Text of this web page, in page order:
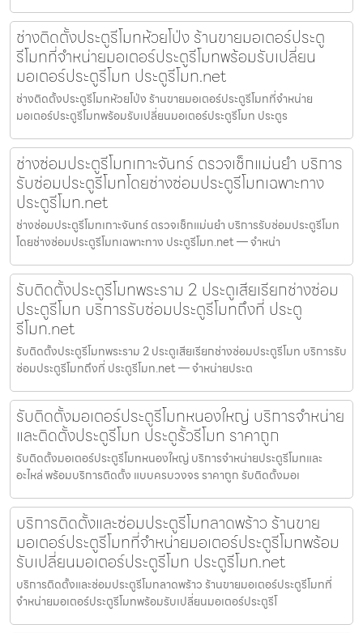
ช่างติดตั้งประตูรีโมทห้วยโป่ง ร้านขายมอเตอร์ประตู
รีโมทที่จำหน่ายมอเตอร์ประตูรีโมทพร้อมรับเปลี่ยน
มอเตอร์ประตูรีโมท ประตูรีโมท.net
ช่างติดตั้งประตูรีโมทห้วยโป่ง ร้านขายมอเตอร์ประตูรีโมทที่จำหน่าย
มอเตอร์ประตูรีโมทพร้อมรับเปลี่ยนมอเตอร์ประตูรีโมท ประตูร
ช่างซ่อมประตูรีโมทเกาะจันทร์ ตรวจเช็กแม่นยำ บริการ
รับซ่อมประตูรีโมทโดยช่างซ่อมประตูรีโมทเฉพาะทาง
ประตูรีโมท.net
ช่างซ่อมประตูรีโมทเกาะจันทร์ ตรวจเช็กแม่นยำ บริการรับซ่อมประตูรีโมท
โดยช่างซ่อมประตูรีโมทเฉพาะทาง ประตูรีโมท.net — จำหน่า
รับติดตั้งประตูรีโมทพระราม 2 ประตูเสียเรียกช่างซ่อม
ประตูรีโมท บริการรับซ่อมประตูรีโมทถึงที่ ประตู
รีโมท.net
รับติดตั้งประตูรีโมทพระราม 2 ประตูเสียเรียกช่างซ่อมประตูรีโมท บริการรับ
ซ่อมประตูรีโมทถึงที่ ประตูรีโมท.net — จำหน่ายประต
รับติดตั้งมอเตอร์ประตูรีโมทหนองใหญ่ บริการจำหน่าย
และติดตั้งประตูรีโมท ประตูรั้วรีโมท ราคาถูก
รับติดตั้งมอเตอร์ประตูรีโมทหนองใหญ่ บริการจำหน่ายประตูรีโมทและ
อะไหล่ พร้อมบริการติดตั้ง แบบครบวงจร ราคาถูก รับติดตั้งมอเ
บริการติดตั้งและซ่อมประตูรีโมทลาดพร้าว ร้านขาย
มอเตอร์ประตูรีโมทที่จำหน่ายมอเตอร์ประตูรีโมทพร้อม
รับเปลี่ยนมอเตอร์ประตูรีโมท ประตูรีโมท.net
บริการติดตั้งและซ่อมประตูรีโมทลาดพร้าว ร้านขายมอเตอร์ประตูรีโมทที่
จำหน่ายมอเตอร์ประตูรีโมทพร้อมรับเปลี่ยนมอเตอร์ประตูรีโ